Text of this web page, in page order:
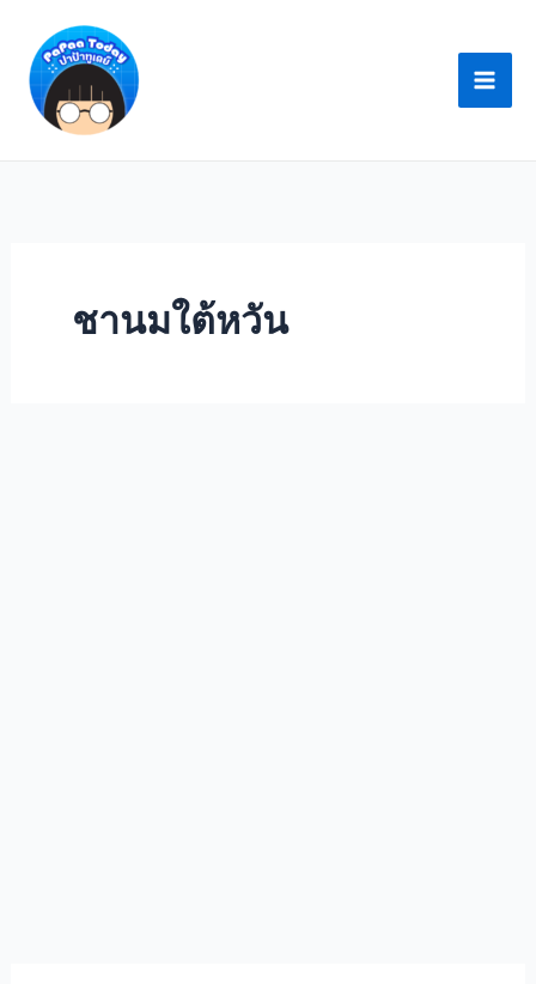
content
ชานมใต้หวัน